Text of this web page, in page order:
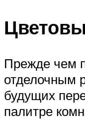
Прежде чем
отделочным
будущих
палитре